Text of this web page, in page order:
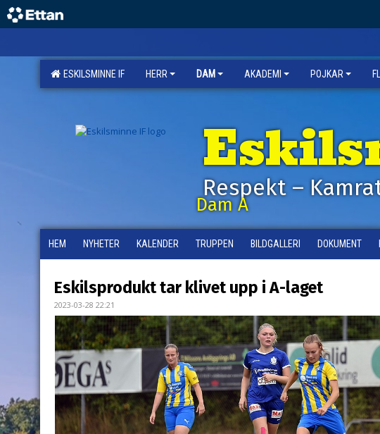
ESKILSMINNE IF HERR DAM AKADEMI POJKAR
Respekt –
Dam A
HEM NYHETER KALENDER TRUPPEN BILDGALLERI DOKUMENT
Eskilsprodukt tar klivet upp i A-laget
2023-03-28 22:21